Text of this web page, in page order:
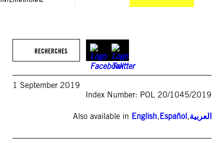
RECHERCHES
1 September 2019
Index Number: POL 20/1045/2019
Also available in English,Español,العربية